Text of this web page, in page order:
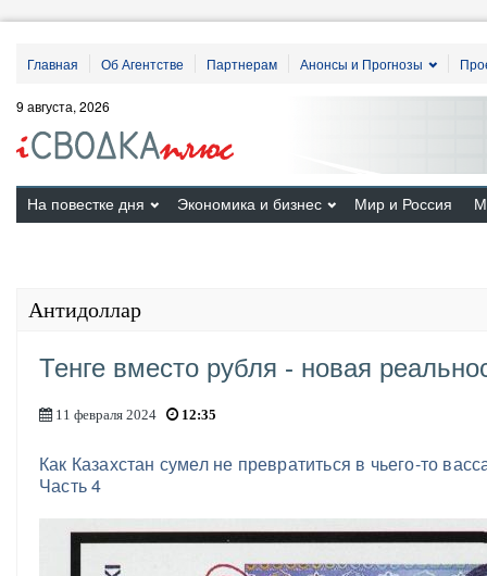
Главная Об Агентстве Партнерам Анонсы и Прогнозы
9 августа, 2026
На повестке дня Экономика и бизнес Мир и Россия
Антидоллар
Тенге вместо рубля - новая
11 февраля 2024 12:35
Как Казахстан сумел не превратиться в чьего-то
Часть 4